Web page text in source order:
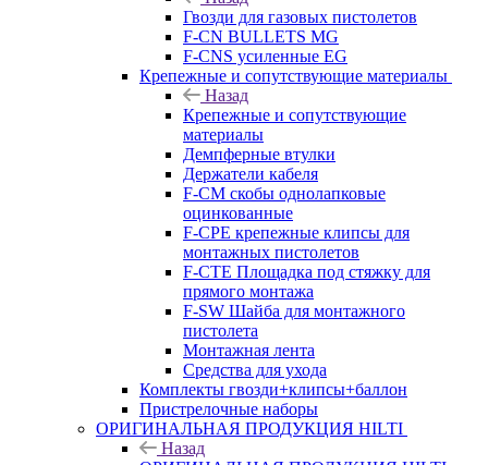
Гвозди для газовых пистолетов
F-CN BULLETS MG
F-CNS усиленные EG
Крепежные и сопутствующие материалы
Назад
Крепежные и сопутствующие
материалы
Демпферные втулки
Держатели кабеля
F-CM скобы однолапковые
оцинкованные
F-CPE крепежные клипсы для
монтажных пистолетов
F-CTE Площадка под стяжку для
прямого монтажа
F-SW Шайба для монтажного
пистолета
Монтажная лента
Средства для ухода
Комплекты гвозди+клипсы+баллон
Пристрелочные наборы
ОРИГИНАЛЬНАЯ ПРОДУКЦИЯ HILTI
Назад